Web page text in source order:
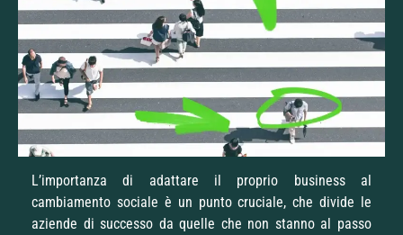
L’importanza di adattare il proprio business al
cambiamento sociale è un punto cruciale, che divide le
aziende di successo da quelle che non stanno al passo